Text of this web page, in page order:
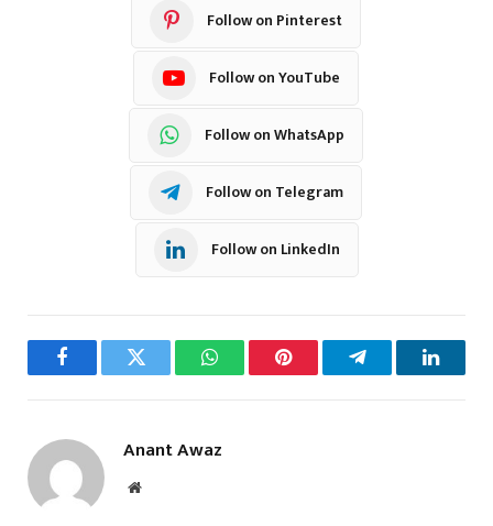
Follow on Pinterest
Follow on YouTube
Follow on WhatsApp
Follow on Telegram
Follow on LinkedIn
FacebookTwitter WhatsAppPinterest Telegram
Anant Awaz
Website